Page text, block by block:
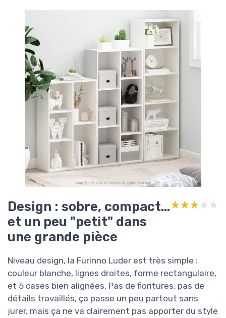
Design : sobre, compact…
et un peu "petit" dans
une grande pièce
★★★★★
★★★★★
Niveau design, la Furinno Luder est très simple :
couleur blanche, lignes droites, forme rectangulaire,
et 5 cases bien alignées. Pas de fioritures, pas de
détails travaillés, ça passe un peu partout sans
jurer, mais ça ne va clairement pas apporter du style